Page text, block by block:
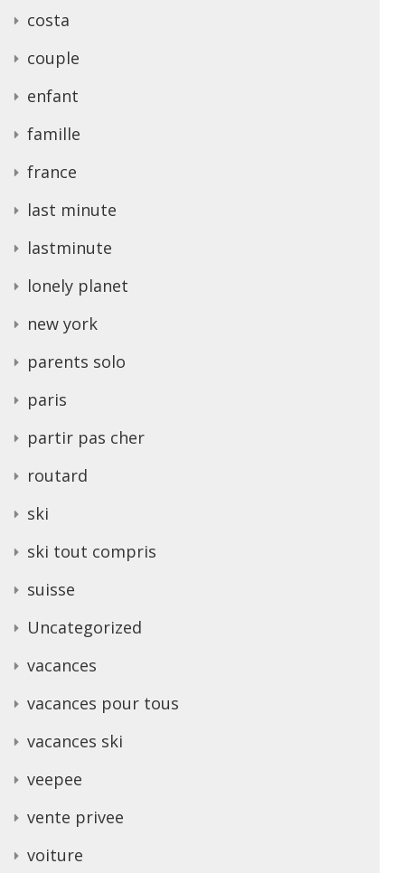
costa
couple
enfant
famille
france
last minute
lastminute
lonely planet
new york
parents solo
paris
partir pas cher
routard
ski
ski tout compris
suisse
Uncategorized
vacances
vacances pour tous
vacances ski
veepee
vente privee
voiture